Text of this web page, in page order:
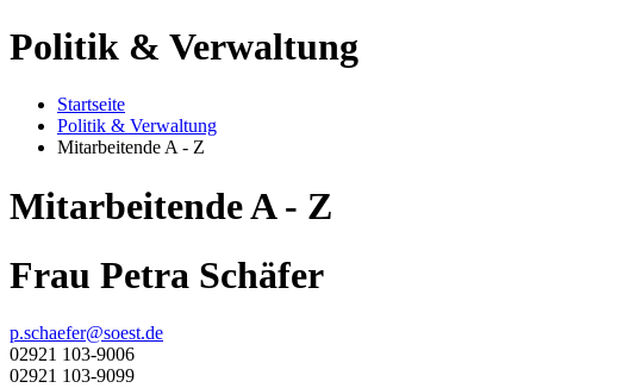
Politik & Verwaltung
Startseite
Politik & Verwaltung
Mitarbeitende A - Z
Mitarbeitende A - Z
Frau Petra Schäfer
p.schaefer@soest.de
02921 103-9006
02921 103-9099